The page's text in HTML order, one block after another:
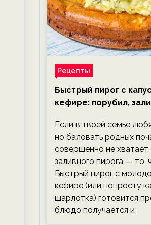
Рецепты
Быстрый пирог с
кефире: порубил,
Если в твоей семье
но баловать родных
совершенно не
заливного пирога — то,
Быстрый пирог с
кефире (или попросту
шарлотка) готовится
блюдо получается и